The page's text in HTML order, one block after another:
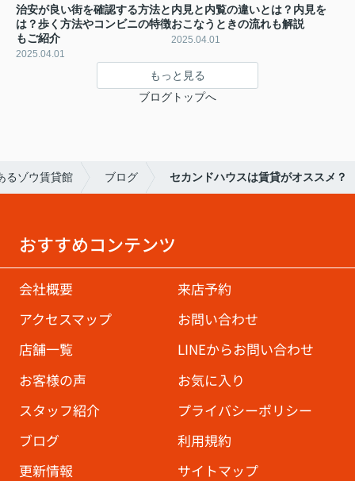
治安が良い街を確認する方法と
は？歩く方法やコンビニの特徴
もご紹介
2025.04.01
内見と内覧の違いとは？内見を
おこなうときの流れも解説
2025.04.01
もっと見る
ブログトップへ
るゾウ賃貸館 ブログ セカンドハウスは賃貸がオススメ？
おすすめコンテンツ
会社概要
来店予約
アクセスマップ
お問い合わせ
店舗一覧
LINEからお問い合わせ
お客様の声
お気に入り
スタッフ紹介
プライバシーポリシー
ブログ
利用規約
更新情報
サイトマップ